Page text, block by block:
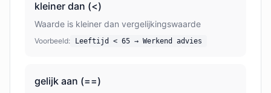
kleiner dan (<)
Waarde is kleiner dan vergelijkingswaarde
Voorbeeld: Leeftijd < 65 → Werkend advies
gelijk aan (==)